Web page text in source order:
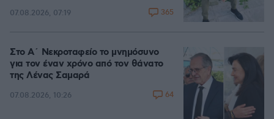
07.08.2026, 07:19 365
Στο Α΄ Νεκροταφείο το μνημόσυνο
για τον έναν χρόνο από τον θάνατο
της Λένας Σαμαρά
07.08.2026, 10:26 64